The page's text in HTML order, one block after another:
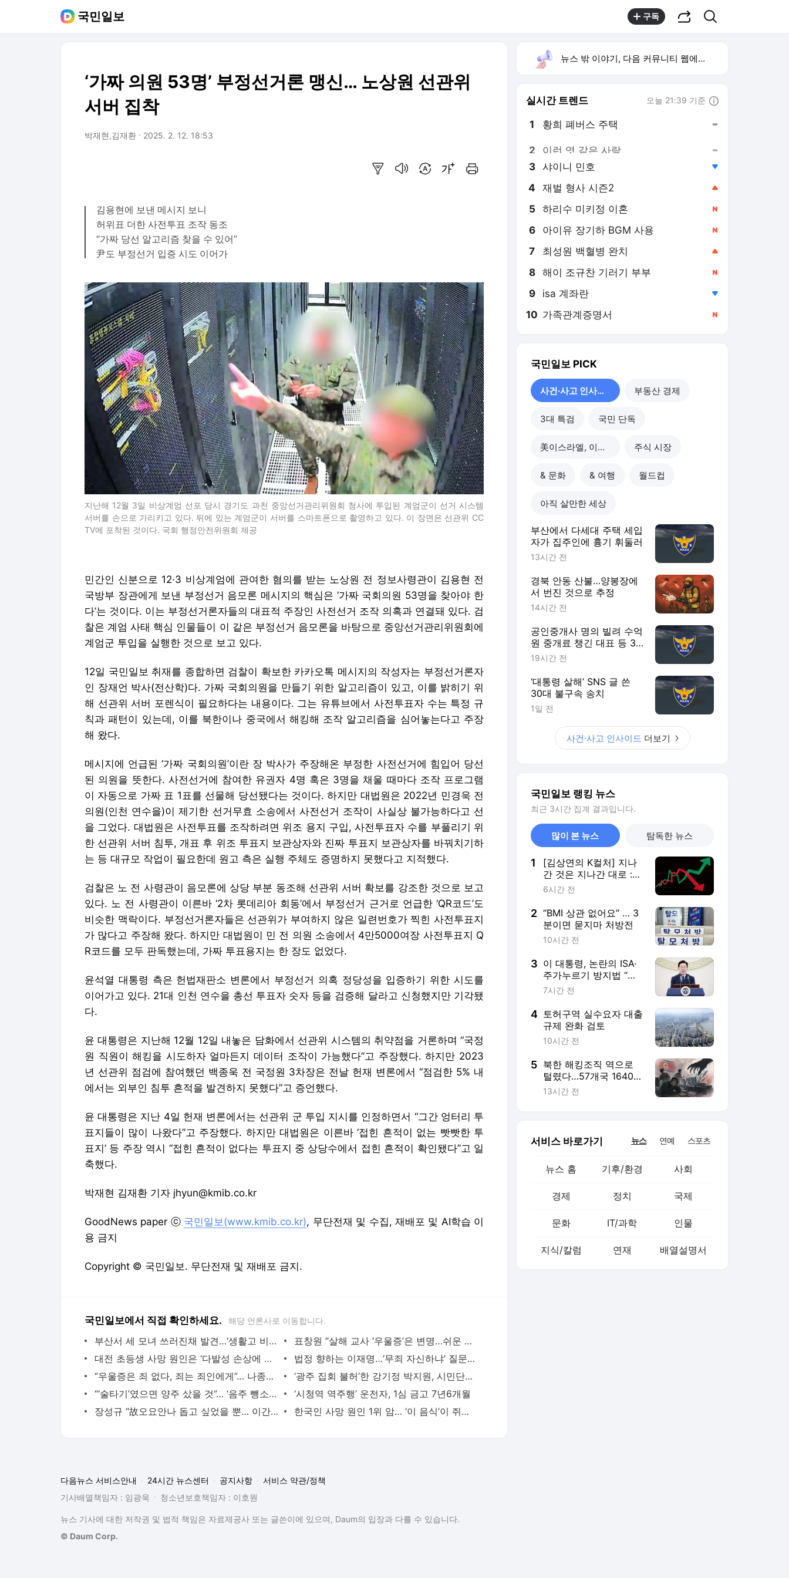
국민일보 구독
‘가짜 의원 53명’ 부정선거론 맹신… 노상원 선관위
서버 집착
박재현,김재환 2025. 2. 12. 18:53
김용현에 보낸 메시지 보니
허위표 더한 사전투표 조작 동조
“가짜 당선 알고리즘 찾을 수 있어”
尹도 부정선거 입증 시도 이어가
지난해 12월 3일 비상계엄 선포 당시 경기도 과천 중앙선거관리위원회 청사에 투입된 계엄군이 선거 시스템
서버를 손으로 가리키고 있다. 뒤에 있는 계엄군이 서버를 스마트폰으로 촬영하고 있다. 이 장면은 선관위 CC
TV에 포착된 것이다. 국회 행정안전위원회 제공
민간인 신분으로 12·3 비상계엄에 관여한 혐의를 받는 노상원 전 정보사령관이 김용현 전
국방부 장관에게 보낸 부정선거 음모론 메시지의 핵심은 ‘가짜 국회의원 53명을 찾아야 한
다’는 것이다. 이는 부정선거론자들의 대표적 주장인 사전선거 조작 의혹과 연결돼 있다. 검
찰은 계엄 사태 핵심 인물들이 이 같은 부정선거 음모론을 바탕으로 중앙선거관리위원회에
계엄군 투입을 실행한 것으로 보고 있다.
12일 국민일보 취재를 종합하면 검찰이 확보한 카카오톡 메시지의 작성자는 부정선거론자
인 장재언 박사(전산학)다. 가짜 국회의원을 만들기 위한 알고리즘이 있고, 이를 밝히기 위
해 선관위 서버 포렌식이 필요하다는 내용이다. 그는 유튜브에서 사전투표자 수는 특정 규
칙과 패턴이 있는데, 이를 북한이나 중국에서 해킹해 조작 알고리즘을 심어놓는다고 주장
해 왔다.
메시지에 언급된 ‘가짜 국회의원’이란 장 박사가 주장해온 부정한 사전선거에 힘입어 당선
된 의원을 뜻한다. 사전선거에 참여한 유권자 4명 혹은 3명을 채울 때마다 조작 프로그램
이 자동으로 가짜 표 1표를 선물해 당선됐다는 것이다. 하지만 대법원은 2022년 민경욱 전
의원(인천 연수을)이 제기한 선거무효 소송에서 사전선거 조작이 사실상 불가능하다고 선
을 그었다. 대법원은 사전투표를 조작하려면 위조 용지 구입, 사전투표자 수를 부풀리기 위
한 선관위 서버 침투, 개표 후 위조 투표지 보관상자와 진짜 투표지 보관상자를 바꿔치기하
는 등 대규모 작업이 필요한데 원고 측은 실행 주체도 증명하지 못했다고 지적했다.
검찰은 노 전 사령관이 음모론에 상당 부분 동조해 선관위 서버 확보를 강조한 것으로 보고
있다. 노 전 사령관이 이른바 ‘2차 롯데리아 회동’에서 부정선거 근거로 언급한 ‘QR코드’도
비슷한 맥락이다. 부정선거론자들은 선관위가 부여하지 않은 일련번호가 찍힌 사전투표지
가 많다고 주장해 왔다. 하지만 대법원이 민 전 의원 소송에서 4만5000여장 사전투표지 Q
R코드를 모두 판독했는데, 가짜 투표용지는 한 장도 없었다.
윤석열 대통령 측은 헌법재판소 변론에서 부정선거 의혹 정당성을 입증하기 위한 시도를
이어가고 있다. 21대 인천 연수을 총선 투표자 숫자 등을 검증해 달라고 신청했지만 기각됐
다.
윤 대통령은 지난해 12월 12일 내놓은 담화에서 선관위 시스템의 취약점을 거론하며 “국정
원 직원이 해킹을 시도하자 얼마든지 데이터 조작이 가능했다”고 주장했다. 하지만 2023
년 선관위 점검에 참여했던 백종욱 전 국정원 3차장은 전날 헌재 변론에서 “점검한 5% 내
에서는 외부인 침투 흔적을 발견하지 못했다”고 증언했다.
윤 대통령은 지난 4일 헌재 변론에서는 선관위 군 투입 지시를 인정하면서 “그간 엉터리 투
표지들이 많이 나왔다”고 주장했다. 하지만 대법원은 이른바 ‘접힌 흔적이 없는 빳빳한 투
표지’ 등 주장 역시 “접힌 흔적이 없다는 투표지 중 상당수에서 접힌 흔적이 확인됐다”고 일
축했다.
박재현 김재환 기자 jhyun@kmib.co.kr
GoodNews paper ⓒ 국민일보(www.kmib.co.kr), 무단전재 및 수집, 재배포 및 AI학습 이
용 금지
Copyright © 국민일보. 무단전재 및 재배포 금지.
국민일보에서 직접 확인하세요. 해당 언론사로 이동합니다.
부산서 세 모녀 쓰러진채 발견…‘생활고 비관’ 글 남겨
표창원 “살해 교사 ‘우울증’은 변명…쉬운 대상 골랐을것”
대전 초등생 사망 원인은 ‘다발성 손상에 의한 사망’
법정 향하는 이재명…‘무죄 자신하냐’ 질문에 묵묵부답
“우울증은 죄 없다, 죄는 죄인에게”… 나종호 美 예일대 교수의 당부
‘광주 집회 불허’한 강기정 박지원, 시민단체에 고발당해
“‘술타기’였으면 양주 샀을 것”… ‘음주 뺑소니’ 김호중 항소심 열려
‘시청역 역주행’ 운전자, 1심 금고 7년6개월
장성규 “故오요안나 돕고 싶었을 뿐… 이간질 없었다”
한국인 사망 원인 1위 암… ‘이 음식’이 쥐약이랍니다
뉴스 밖 이야기, 다음 커뮤니티 웹에서 보기
실시간 트렌드 오늘 21:39 기준
1 황희 폐버스 주택
2 이런 엿 같은 사랑
3 샤이니 민호
4 재벌 형사 시즌2
5 하리수 미키정 이혼
6 아이유 장기하 BGM 사용
7 최성원 백혈병 완치
8 해이 조규찬 기러기 부부
9 isa 계좌란
10 가족관계증명서
국민일보 PICK
사건·사고 인사이드 부동산 경제
3대 특검 국민 단독
美이스라엘, 이란 공습 주식 시장
& 문화 & 여행 월드컵
아직 살만한 세상
부산에서 다세대 주택 세입
자가 집주인에 흉기 휘둘러
13시간 전
경북 안동 산불…양봉장에
서 번진 것으로 추정
14시간 전
공인중개사 명의 빌려 수억
원 중개료 챙긴 대표 등 3
명 송치
19시간 전
‘대통령 살해’ SNS 글 쓴
30대 불구속 송치
1일 전
사건·사고 인사이드 더보기
국민일보 랭킹 뉴스
최근 3시간 집계 결과입니다.
많이 본 뉴스 탐독한 뉴스
1
[김상연의 K컬처] 지나
간 것은 지나간 대로 :
주식시장이 우리에게 남
6시간 전
2 “BMI 상관 없어요” … 3
분이면 묻지마 처방전
10시간 전
3 이 대통령, 논란의 ISA·
주가누르기 방지법 “전
면 재검토”
7시간 전
4 토허구역 실수요자 대출
규제 완화 검토
10시간 전
5 북한 해킹조직 역으로
털렸다…57개국 1640개
기업 공격 사실 확인
13시간 전
서비스 바로가기 뉴스 연예 스포츠
뉴스 홈 기후/환경 사회
경제 정치 국제
문화 IT/과학 인물
지식/칼럼 연재 배열설명서
다음뉴스 서비스안내 24시간 뉴스센터 공지사항
서비스 약관/정책
기사배열책임자 : 임광욱
청소년보호책임자 : 이호원
뉴스 기사에 대한 저작권 및 법적 책임은 자료제공사 또는 글쓴이에 있으며, Daum의 입장과 다를 수 있습니다.
© Daum Corp.